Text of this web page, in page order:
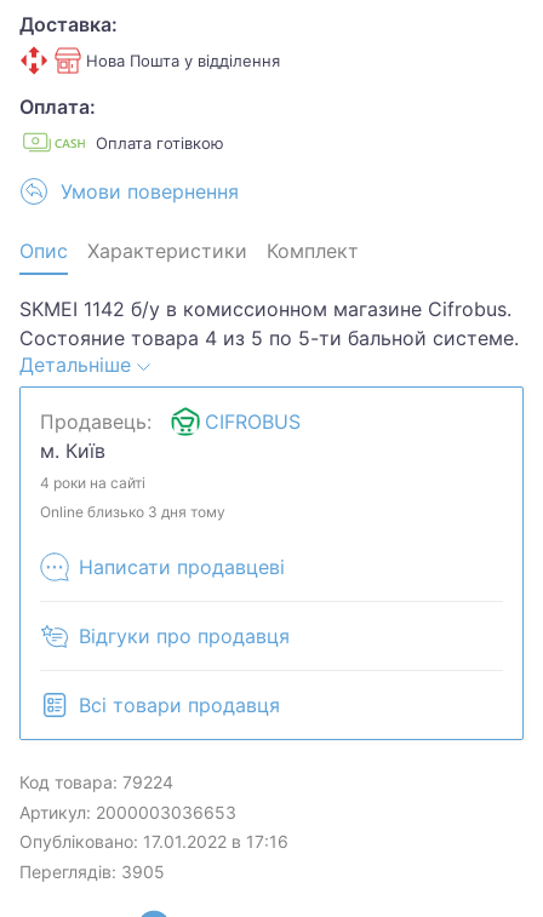
Доставка:
Нова Пошта у відділення
Оплата:
Оплата готівкою
Умови повернення
Опис Характеристики Комплект
SKMEI 1142 б/у в комиссионном магазине Cifrobus.
Состояние товара 4 из 5 по 5-ти бальной системе.
Примечание: Потертости..Хотите скидку? Давайте
обсудим. Предложите свою цену и мы посмотрим,
что сможем сделать.Уточняйте наличие и
комплектацию у менеджера. Товар может быть
продан в розничном магазине.
Детальніше
Продавець:
CIFROBUS
м. Київ
4 роки на сайті
Online близько 3 дня тому
Написати продавцеві
Відгуки про продавця
Всі товари продавця
Код товара: 79224
Артикул: 2000003036653
Опубліковано: 17.01.2022 в 17:16
Переглядів: 3905